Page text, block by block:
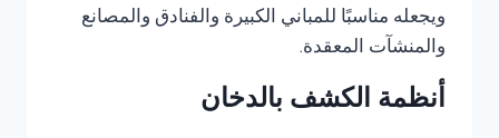
ويجعله مناسبًا للمباني الكبيرة والفنادق والمصانع
والمنشآت المعقدة.
أنظمة الكشف بالدخان